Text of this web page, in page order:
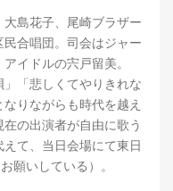
島花子、尾崎ブラザー
合唱団。司会はジャー
イドルの宍戸留美。
」「悲しくてやりきれな
りながらも時代を越え
の出演者が自由に歌う
て、当日会場にて東日
願いしている）。